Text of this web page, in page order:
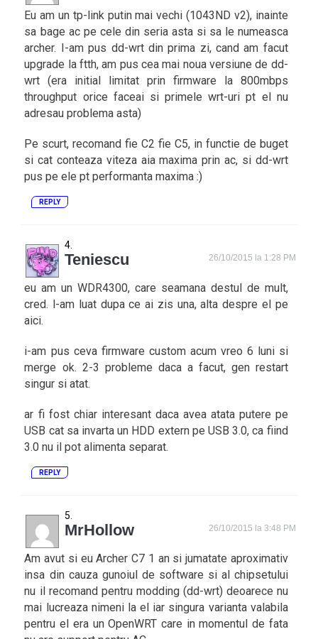
Eu am un tp-link putin mai vechi (1043ND v2), inainte
sa bage ac pe cele din seria asta si sa le numeasca
archer. I-am pus dd-wrt din prima zi, cand am facut
upgrade la ftth, am pus cea mai noua versiune de dd-
wrt (era initial limitat prin firmware la 800mbps
throughput orice faceai si primele wrt-uri pt el nu
adresau problema asta)
Pe scurt, recomand fie C2 fie C5, in functie de buget
si cat conteaza viteza aia maxima prin ac, si dd-wrt
pus pe ele pt performanta maxima :)
REPLY
Teniescu 26/10/2015 la 1:28 PM
eu am un WDR4300‎, care seamana destul de mult,
cred. l-am luat dupa ce ai zis una, alta despre el pe
aici.
i-am pus ceva firmware custom acum vreo 6 luni si
merge ok. 2-3 probleme daca a facut, gen restart
singur si atat.
ar fi fost chiar interesant daca avea atata putere pe
USB cat sa invarta un HDD extern pe USB 3.0, ca fiind
3.0 nu il pot alimenta separat.
REPLY
MrHollow 26/10/2015 la 3:48 PM
Am avut si eu Archer C7 1 an si jumatate aproximativ
insa din cauza gunoiul de software si al chipsetului
nu il recomand pentru modding (dd-wrt) deoarece nu
mai lucreaza nimeni la el iar singura varianta valabila
pentru el era un OpenWRT care in momentul de fata